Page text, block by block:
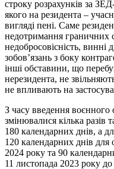
строку розрахунків за
якого на резидента –
вигляді пені. Саме
недотримання граничних
недобросовісність, винні
зобов’язань з боку
інші обставини, що
нерезидента, не
не впливають на
З часу введення воєнного
змінювалися кілька разів
180 календарних днів, а
120 календарних днів для
2024 року та 90
11 листопада 2023 року